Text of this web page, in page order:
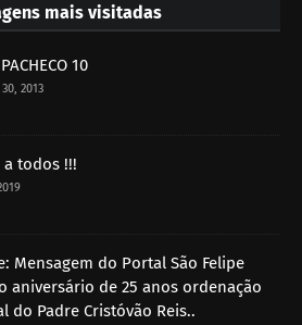
mais visitadas
10
2013
todos !!!
Mensagem do Portal São Felipe
aniversário de 25 anos ordenação
do Padre Cristóvão Reis..